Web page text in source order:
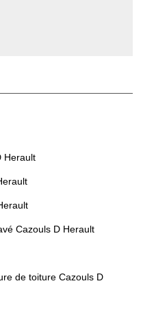
Herault
Cazouls D Herault
de toiture Cazouls D